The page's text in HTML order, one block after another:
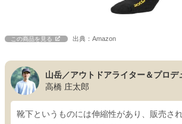
この商品を見る 出典：Amazon
山岳／アウトドアライター＆プロデ
高橋 庄太郎
靴下というものには伸縮性があり、販売さ